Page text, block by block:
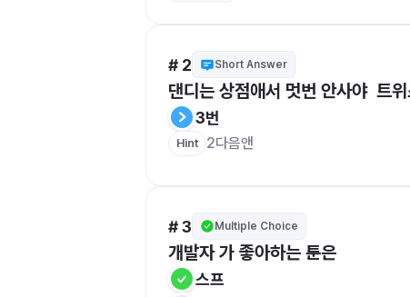
# 2 Short Answer
댄디는 상점애서 멋번 안사야  트
3번
Hint 2다음앤
# 3 Multiple Choice
개발자 가 좋아하는 툰은
스프